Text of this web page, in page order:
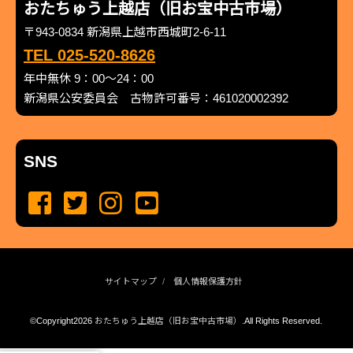
おたちゅう上越店（旧お宝中古市場）
〒943-0834 新潟県上越市西城町2-6-11
TEL 025-520-8626
年中無休 9：00～24：00
新潟県公安委員会 古物許可番号：461020002392
SNS
サイトマップ 個人情報保護方針
©Copyright2026 おたちゅう上越店（旧お宝中古市場） .All Rights Reserved.